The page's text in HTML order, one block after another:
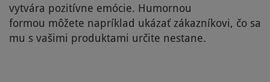
vytvára pozitívne emócie. Humornou
formou môžete napríklad ukázať zákazníkovi, čo sa
mu s vašimi produktami určite nestane.